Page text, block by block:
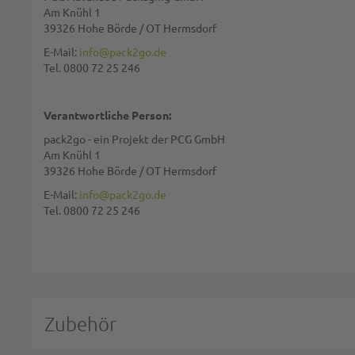
Zusammenfassung:
Am Knühl 1
39326 Hohe Börde / OT Hermsdorf
E-Mail: info@pack2go.de
Tel. 0800 72 25 246
Verantwortliche Person:
pack2go - ein Projekt der PCG GmbH
Am Knühl 1
39326 Hohe Börde / OT Hermsdorf
E-Mail: info@pack2go.de
Tel. 0800 72 25 246
Zubehör